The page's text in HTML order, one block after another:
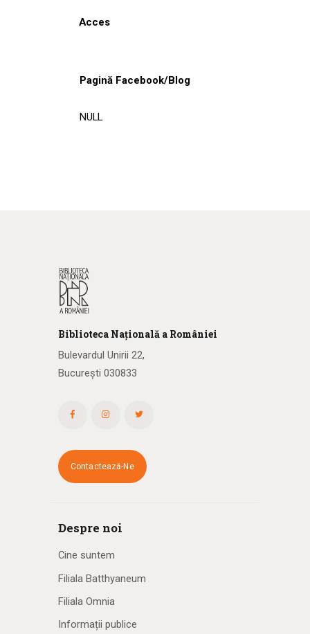
Acces
Pagină Facebook/Blog
NULL
Biblioteca Națională a României
Bulevardul Unirii 22,
București 030833
Contactează-Ne
Despre noi
Cine suntem
Filiala Batthyaneum
Filiala Omnia
Informații publice